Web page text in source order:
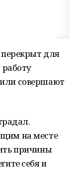
для
работу
совершают
на месте
причины
себя и